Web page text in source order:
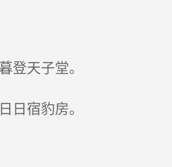
天子堂。
宿豹房。